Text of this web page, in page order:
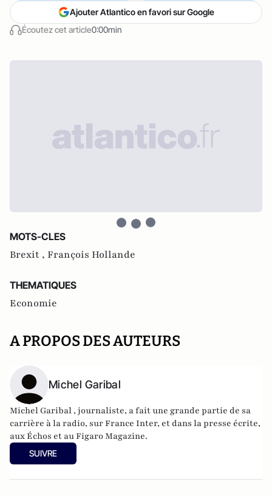
Écoutez cet article0:00min
Ajouter Atlantico en favori sur Google
MOTS-CLES
Brexit , François Hollande
THEMATIQUES
Economie
A PROPOS DES AUTEURS
Michel Garibal
Michel Garibal , journaliste, a fait une grande partie de sa
carrière à la radio, sur France Inter, et dans la presse écrite,
aux Échos et au Figaro Magazine.
SUIVRE